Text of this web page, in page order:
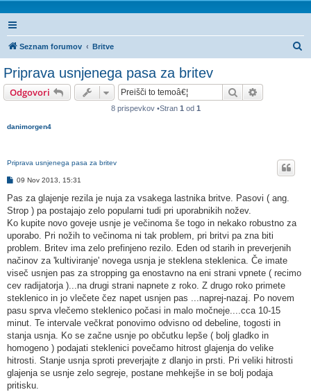
Seznam forumov Britve
Priprava usnjenega pasa za britev
Odgovori Iskanje
8 prispevkov •Stran 1 od 1
danimorgen4
Priprava usnjenega pasa za britev
O
g
v
o
09 Nov 2013, 15:31
Pas za glajenje rezila je nuja za vsakega lastnika britve. Pasovi ( ang.
Strop ) pa postajajo zelo popularni tudi pri uporabnikih nožev.
Ko kupite novo goveje usnje je večinoma še togo in nekako robustno za
uporabo. Pri nožih to večinoma ni tak problem, pri britvi pa zna biti
problem. Britev ima zelo prefinjeno rezilo. Eden od starih in preverjenih
načinov za 'kultiviranje' novega usnja je steklena steklenica. Če imate
viseč usnjen pas za stropping ga enostavno na eni strani vpnete ( recimo
cev radijatorja )...na drugi strani napnete z roko. Z drugo roko primete
steklenico in jo vlečete čez napet usnjen pas ...naprej-nazaj. Po novem
pasu sprva vlečemo steklenico počasi in malo močneje....cca 10-15
minut. Te intervale večkrat ponovimo odvisno od debeline, togosti in
stanja usnja. Ko se začne usnje po občutku lepše ( bolj gladko in
homogeno ) podajati steklenici povečamo hitrost glajenja do velike
hitrosti. Stanje usnja sproti preverjajte z dlanjo in prsti. Pri veliki hitrosti
glajenja se usnje zelo segreje, postane mehkejše in se bolj podaja
pritisku.